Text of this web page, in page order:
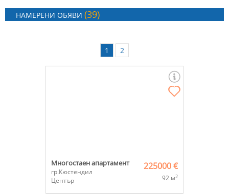
НАМЕРЕНИ ОБЯВИ(39)
1 2
Многостаен апартамент
гр.Кюстендил
Център
225000 €
92 м2